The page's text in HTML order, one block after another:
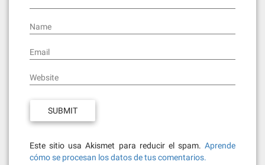
Name
Email
Website
Este sitio usa Akismet para reducir el spam. Aprende
cómo se procesan los datos de tus comentarios.